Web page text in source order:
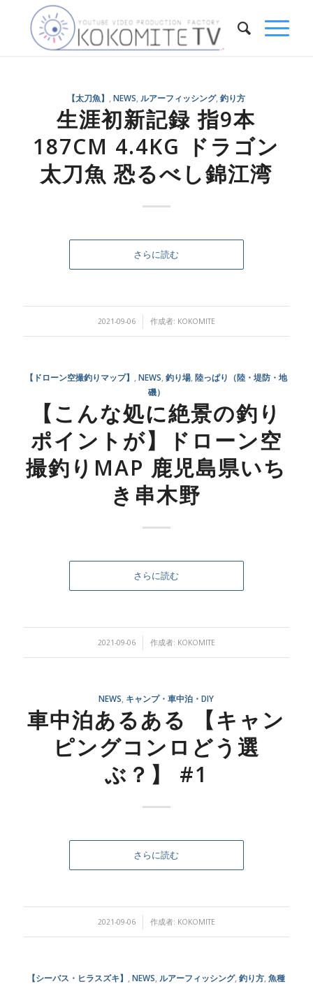
【太刀魚】 ,NEWS ルアーフィッシング,釣り方
生涯初新記録 指9本
187CM 4.4KG ドラゴン
太刀魚 恐るべし錦江湾
さらに読む
2021-09-06
/ 作成者: KOKOMITE
【ドローン空撮釣りマップ】 ,NEWS ,釣り場 ,陸っぱり（陸・堤防・地
磯）
【こんな処に絶景の釣り
ポイントが】ドローン空
撮釣りMAP 鹿児島県いち
き串木野
さらに読む
2021-09-06
/ 作成者: KOKOMITE
NEWS キャンプ・車中泊・DIY
車中泊あるある 【キャン
ピングコンロどう選
ぶ？】 #1
さらに読む
2021-09-06
/ 作成者: KOKOMITE
【シーバス・ヒラスズキ】 ,NEWS ルアーフィッシング,釣り方 ,魚種